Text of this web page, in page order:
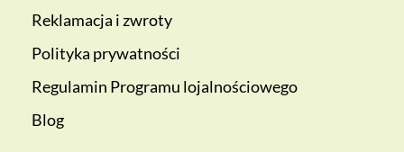
Reklamacja i zwroty
Polityka prywatności
Regulamin Programu lojalnościowego
Blog